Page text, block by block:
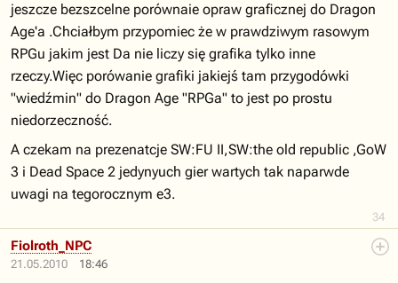
34
jeszcze bezszcelne porównaie opraw graficznej do Dragon
Age'a .Chciałbym przypomiec że w prawdziwym rasowym
RPGu jakim jest Da nie liczy się grafika tylko inne
rzeczy.Więc porówanie grafiki jakiejś tam przygodówki
"wiedźmin" do Dragon Age "RPGa" to jest po prostu
niedorzeczność.
A czekam na prezenatcje SW:FU II,SW:the old republic ,GoW
3 i Dead Space 2 jedynyuch gier wartych tak naparwde
uwagi na tegorocznym e3.
21.05.2010 18:46
Fiolroth_NPC